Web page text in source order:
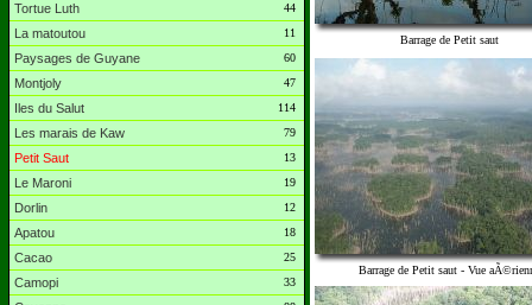
Tortue Luth 44
La matoutou 11
Paysages de Guyane 60
Montjoly 47
Iles du Salut 114
Les marais de Kaw 79
Petit Saut 13
Le Maroni 19
Dorlin 12
Apatou 18
Cacao 25
Camopi 33
Barrage de Petit saut
Barrage de Petit saut - Vue